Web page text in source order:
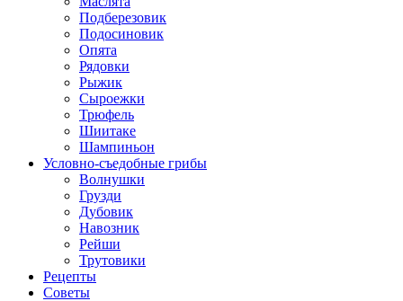
Подберезовик
Подосиновик
Опята
Рядовки
Рыжик
Сыроежки
Трюфель
Шиитаке
Шампиньон
Условно-съедобные грибы
Волнушки
Грузди
Дубовик
Навозник
Рейши
Трутовики
Рецепты
Советы